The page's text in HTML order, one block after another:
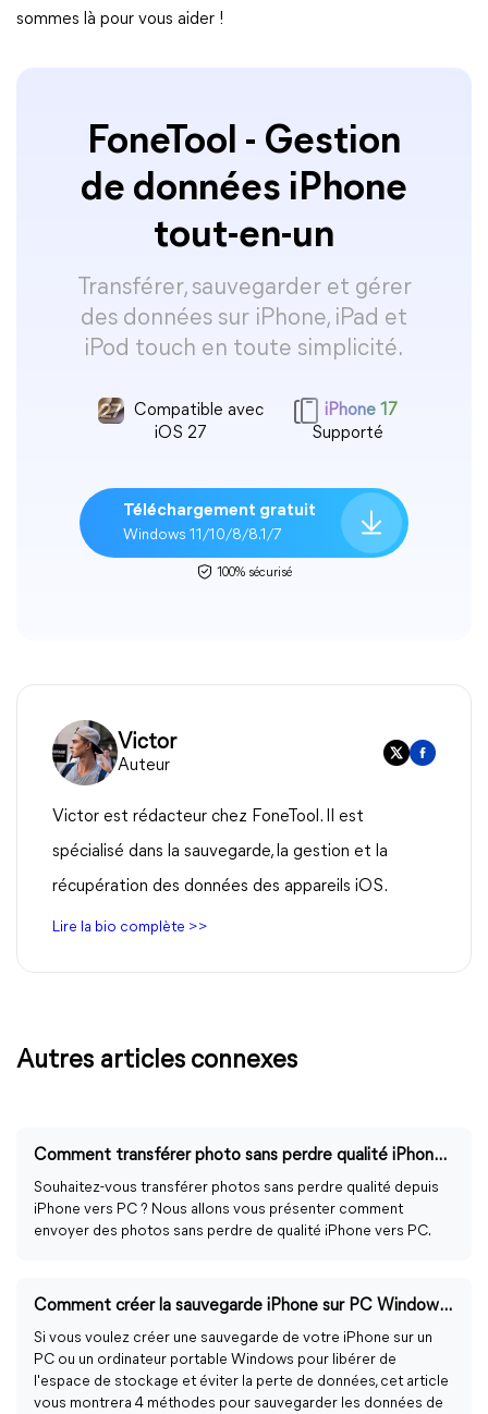
sommes là pour vous aider !
FoneTool - Gestion
de données iPhone
tout-en-un
Transférer, sauvegarder et gérer
des données sur iPhone, iPad et
iPod touch en toute simplicité.
Compatible avec
iOS 27
iPhone 17
Supporté
Téléchargement gratuit
Windows 11/10/8/8.1/7
100% sécurisé
Victor
Auteur
Victor est rédacteur chez FoneTool. Il est
spécialisé dans la sauvegarde, la gestion et la
récupération des données des appareils iOS.
Lire la bio complète >>
Autres articles connexes
Comment transférer photo sans perdre qualité iPhone vers PC ?
Souhaitez-vous transférer photos sans perdre qualité depuis
iPhone vers PC ? Nous allons vous présenter comment
envoyer des photos sans perdre de qualité iPhone vers PC.
Comment créer la sauvegarde iPhone sur PC Windows 11, 10, 8, 7 [4 Méthodes]
Si vous voulez créer une sauvegarde de votre iPhone sur un
PC ou un ordinateur portable Windows pour libérer de
l'espace de stockage et éviter la perte de données, cet article
vous montrera 4 méthodes pour sauvegarder les données de